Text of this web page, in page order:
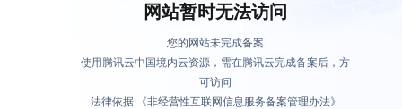
网站暂时无法访问
您的网站未完成备案
使用腾讯云中国境内云资源，需在腾讯云完成备案后，方
可访问
法律依据:《非经营性互联网信息服务备案管理办法》